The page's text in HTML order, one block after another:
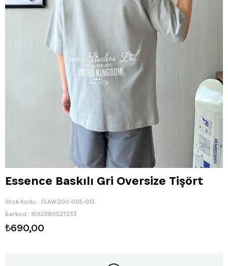
Essence Baskılı Gri Oversize Tişört
Stok Kodu
FLAW-200-005-013
Barkod : 1592380527233
₺690,00